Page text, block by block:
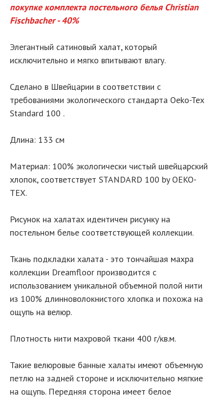
покупке комплекта постельного белья Christian
Fischbacher - 40%
Элегантный сатиновый халат, который
исключительно и мягко впитывают влагу.
Сделано в Швейцарии в соответствии с
требованиями экологического стандарта Oeko-Tex
Standard 100 .
Длина: 133 см
Материал: 100% экологически чистый швейцарский
хлопок, соответствует STANDARD 100 by OEKO-
TEX.
Рисунок на халатах идентичен рисунку на
постельном белье соответствующей коллекции.
Ткань подкладки халата - это тончайшая махра
коллекции Dreamfloor производится с
использованием уникальной объемной полой нити
из 100% длинноволокнистого хлопка и похожа на
ощупь на велюр.
Плотность нити махровой ткани 400 г/кв.м.
Такие велюровые банные халаты имеют объемную
петлю на задней стороне и исключительно мягкие
на ощупь. Передняя сторона имеет белое